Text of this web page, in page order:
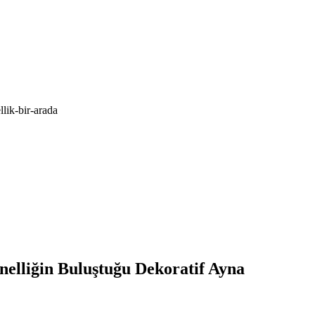
bir-arada
Buluştuğu Dekoratif Ayna